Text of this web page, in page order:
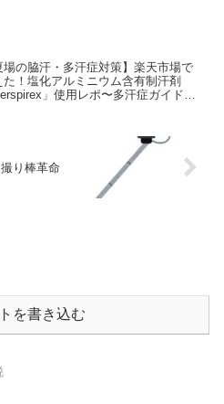
場の脇汗・多汗症対策】楽天市場で
た！塩化アルミニウム含有制汗剤
」使用レポ〜多汗症ガイドラ
り棒革命
を書き込む